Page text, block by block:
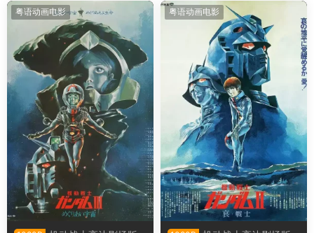
战争粤语版
he Trailblazer-粤语版
粤语动画电影 粤语动画电影